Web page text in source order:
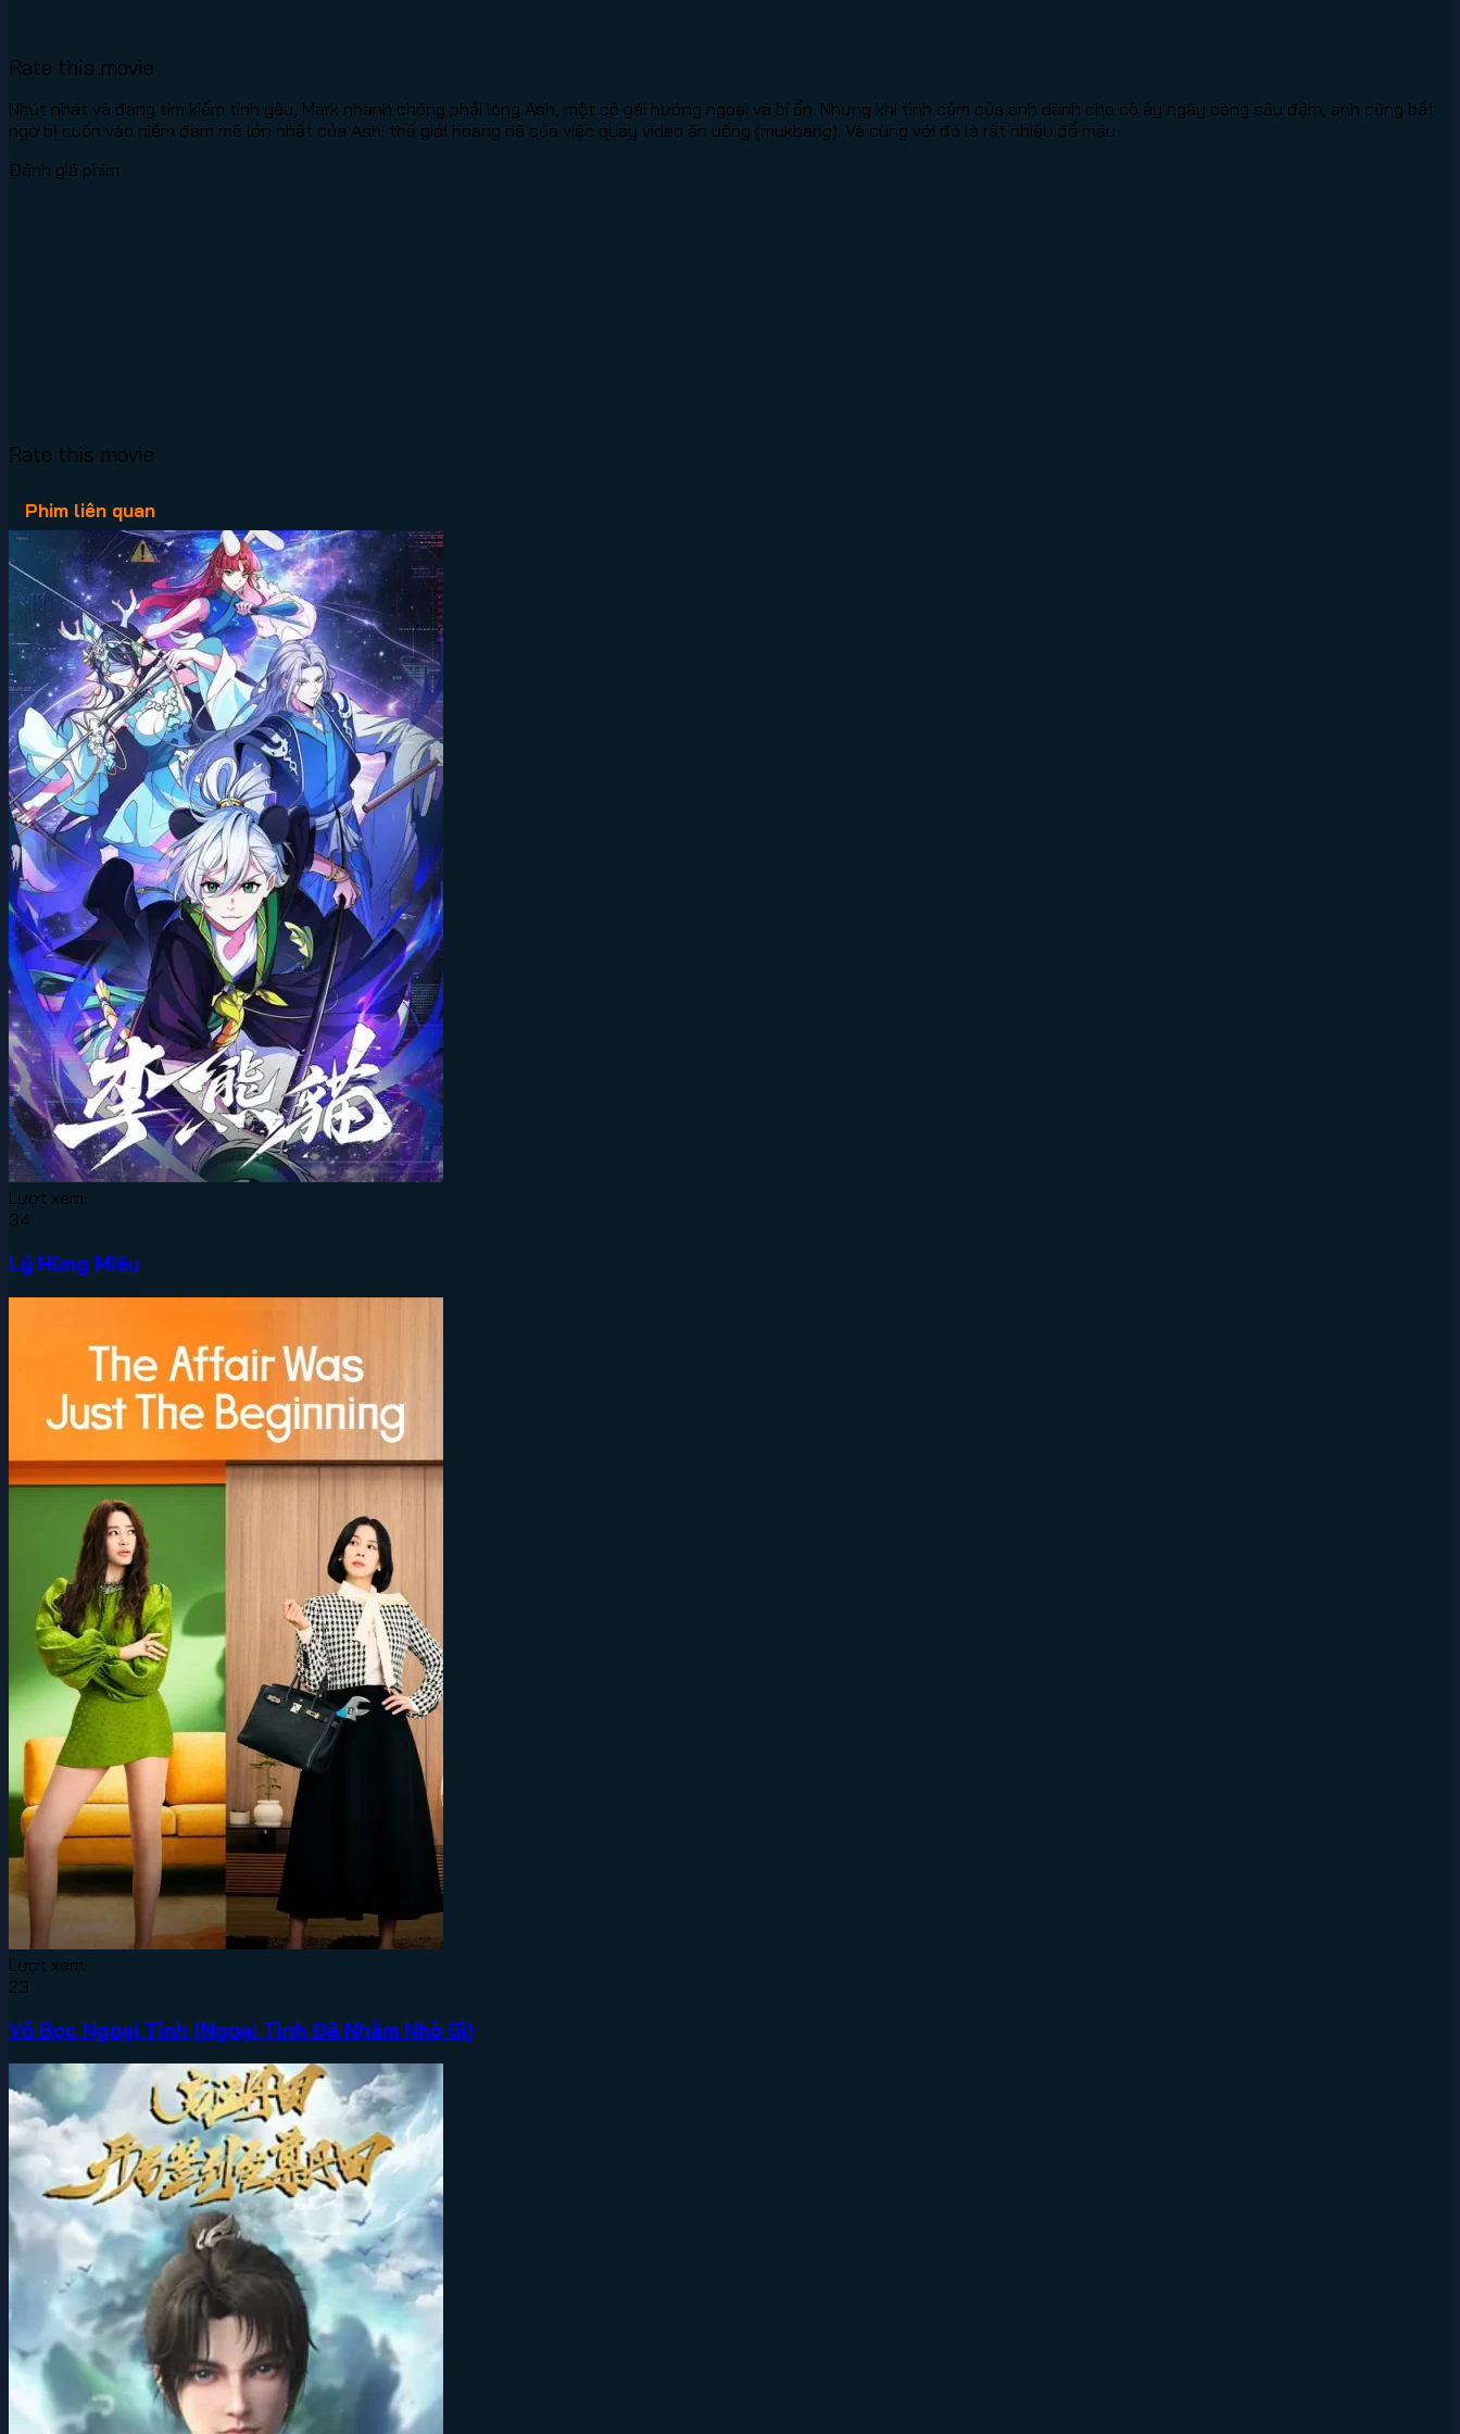
Rate this movie
Nhút nhát và đang tìm kiếm tình yêu, Mark nhanh chóng phải lòng Ash, một cô gái hướng ngoại và bí ẩn. Nhưng khi tình cảm của anh dành cho cô ấy ngày càng sâu đậm, anh cũng bất
ngờ bị cuốn vào niềm đam mê lớn nhất của Ash: thế giới hoang dã của việc quay video ăn uống (mukbang). Và cùng với đó là rất nhiều đổ máu.
Đánh giá phim
Rate this movie
Phim liên quan
Lượt xem:
34
Lý Hùng Miêu
Lượt xem:
23
Vỏ Bọc Ngoại Tình (Ngoại Tình Đã Nhằm Nhò Gì)